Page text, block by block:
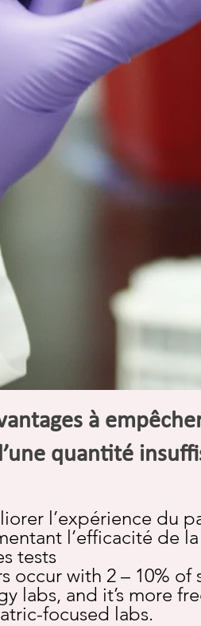
à
quantité
l’expérience du
l’efficacité de
tests
occur with 2 – 10% of
labs, and it’s more
focused labs.